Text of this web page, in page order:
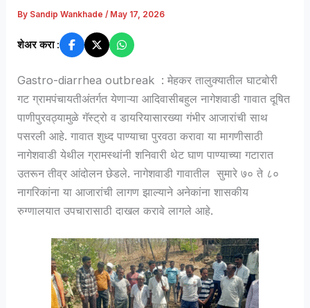
By Sandip Wankhade/ May 17, 2026
शेअर करा :
Gastro-diarrhea outbreak : मेहकर तालुक्यातील घाटबोरी
गट ग्रामपंचायतीअंतर्गत येणाऱ्या आदिवासीबहुल नागेशवाडी गावात दूषित
पाणीपुरवठ्यामुळे गॅस्ट्रो व डायरियासारख्या गंभीर आजारांची साथ
पसरली आहे. गावात शुध्द पाण्याचा पुरवठा करावा या मागणीसाठी
नागेशवाडी येथील ग्रामस्थांनी शनिवारी थेट घाण पाण्याच्या गटारात
उतरून तीव्र आंदोलन छेडले. नागेशवाडी गावातील सुमारे ७० ते ८०
नागरिकांना या आजारांची लागण झाल्याने अनेकांना शासकीय
रुग्णालयात उपचारासाठी दाखल करावे लागले आहे.